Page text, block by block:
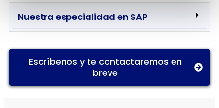
Nuestra especialidad en SAP
Escríbenos y te contactaremos en
breve